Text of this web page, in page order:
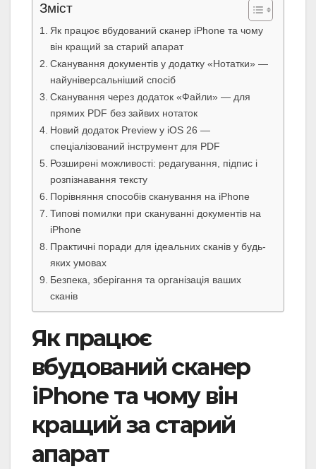
Зміст
Як працює вбудований сканер iPhone та чому
він кращий за старий апарат
Сканування документів у додатку «Нотатки» —
найуніверсальніший спосіб
Сканування через додаток «Файли» — для
прямих PDF без зайвих нотаток
Новий додаток Preview у iOS 26 —
спеціалізований інструмент для PDF
Розширені можливості: редагування, підпис і
розпізнавання тексту
Порівняння способів сканування на iPhone
Типові помилки при скануванні документів на
iPhone
Практичні поради для ідеальних сканів у будь-
яких умовах
Безпека, зберігання та організація ваших
сканів
Як працює
вбудований сканер
iPhone та чому він
кращий за старий
апарат